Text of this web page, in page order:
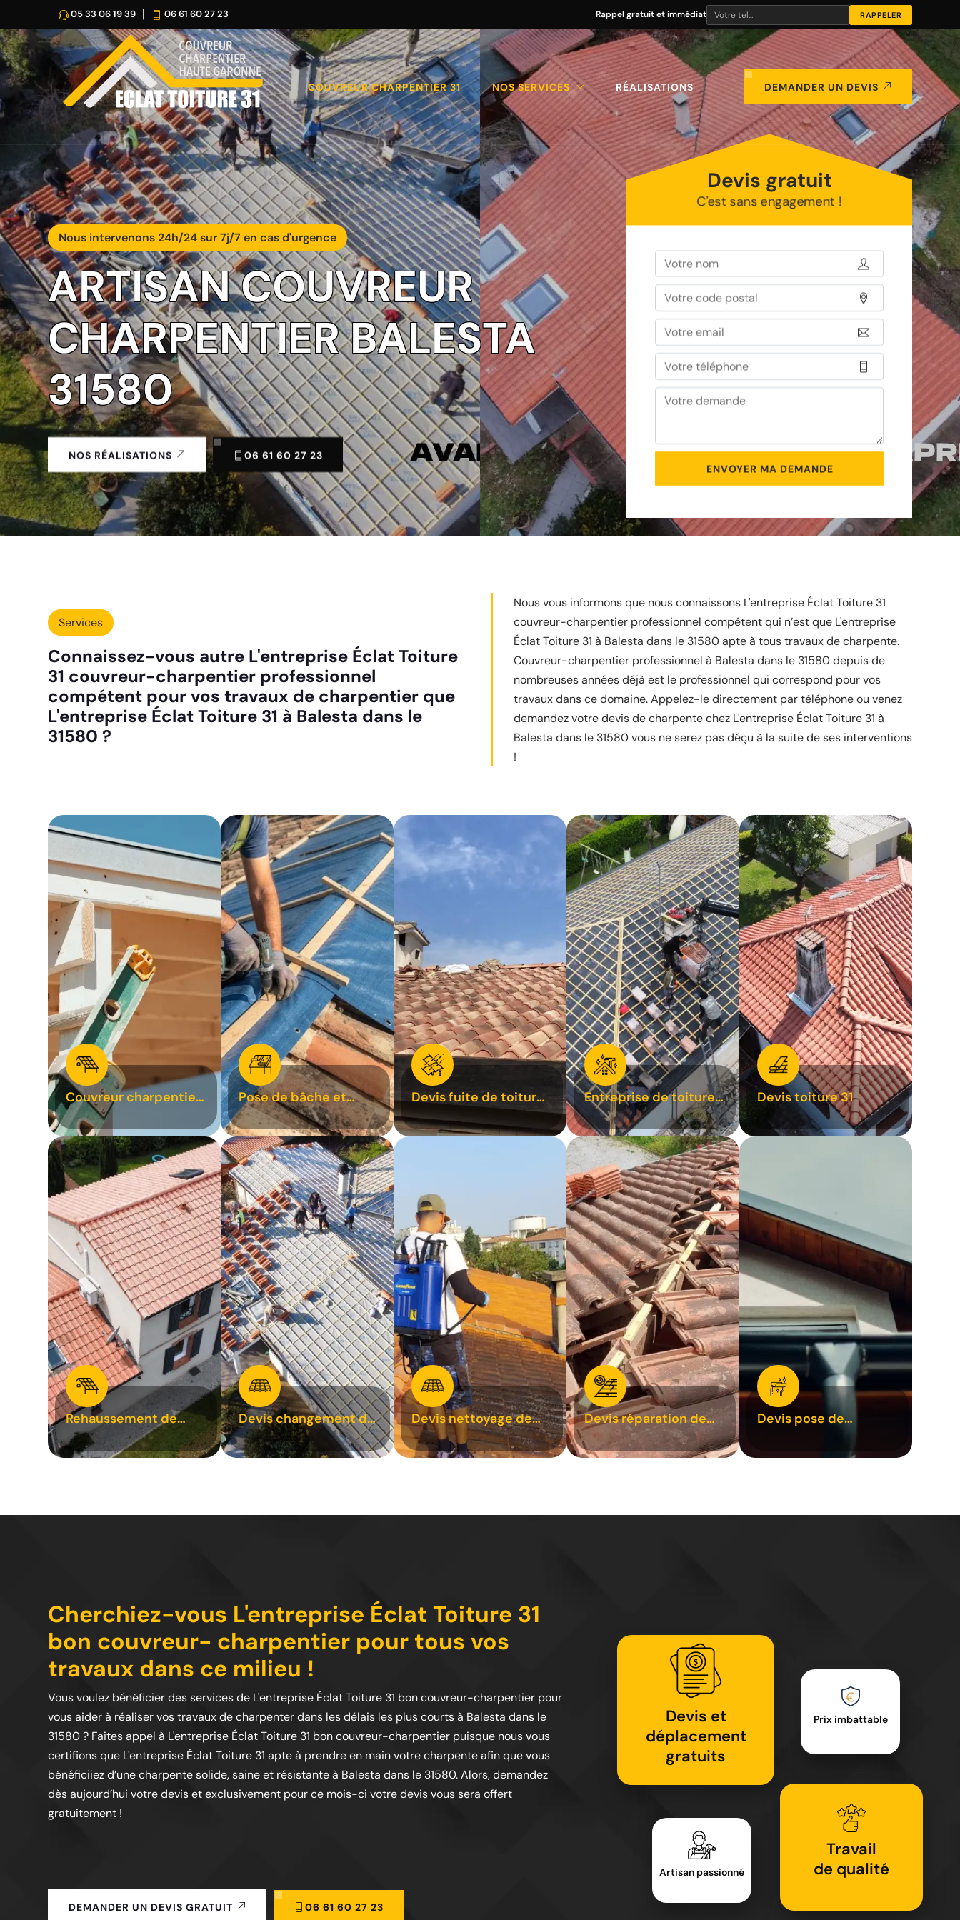
05 33 06 19 39 06 61 60 27 23 Rappel gratuit et immédiat
COUVREUR CHARPENTIER 31 NOS SERVICES RÉALISATIONS DEMANDER UN DEVIS
Nous intervenons 24h/24 sur 7j/7 en cas d'urgence
ARTISAN COUVREUR
CHARPENTIER BALESTA
31580
NOS RÉALISATIONS 06 61 60 27 23
Devis gratuit
C'est sans engagement !
Services
Connaissez-vous autre L'entreprise Éclat Toiture
31 couvreur-charpentier professionnel
compétent pour vos travaux de charpentier que
L'entreprise Éclat Toiture 31 à Balesta dans le
31580 ?
Nous vous informons que nous connaissons L'entreprise Éclat Toiture 31
couvreur-charpentier professionnel compétent qui n’est que L'entreprise
Éclat Toiture 31 à Balesta dans le 31580 apte à tous travaux de charpente.
Couvreur-charpentier professionnel à Balesta dans le 31580 depuis de
nombreuses années déjà est le professionnel qui correspond pour vos
travaux dans ce domaine. Appelez-le directement par téléphone ou venez
demandez votre devis de charpente chez L'entreprise Éclat Toiture 31 à
Balesta dans le 31580 vous ne serez pas déçu à la suite de ses interventions
!
Couvreur charpentier
31
Pose de bâche et
bâchage de toiture 31
Devis fuite de toiture
31
Entreprise de toiture
31
Devis toiture 31
Rehaussement de
toiture 31
Devis changement de
tuile 31
Devis nettoyage de
toiture 31
Devis réparation de
toiture 31
Devis pose de
Cherchiez-vous L'entreprise Éclat Toiture 31
bon couvreur- charpentier pour tous vos
travaux dans ce milieu !
Vous voulez bénéficier des services de L'entreprise Éclat Toiture 31 bon couvreur-charpentier pour
vous aider à réaliser vos travaux de charpenter dans les délais les plus courts à Balesta dans le
31580 ? Faites appel à L'entreprise Éclat Toiture 31 bon couvreur-charpentier puisque nous vous
certifions que L'entreprise Éclat Toiture 31 apte à prendre en main votre charpente afin que vous
bénéficiiez d’une charpente solide, saine et résistante à Balesta dans le 31580. Alors, demandez
dès aujourd’hui votre devis et exclusivement pour ce mois-ci votre devis vous sera offert
gratuitement !
Devis et
déplacement
gratuits
Artisan passionné
Prix imbattable
Travail
de qualité
DEMANDER UN DEVIS GRATUIT 06 61 60 27 23